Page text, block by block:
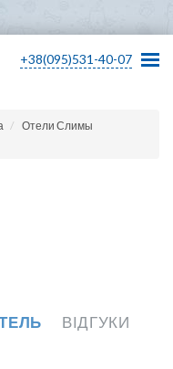
+38(095)531-40-07
Отели Слимы
ВІДГУКИ